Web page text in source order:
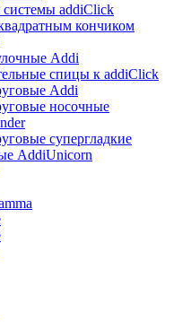
системы addiClick
кончиком
Addi
спицы к addiClick
Addi
носочные
супергладкие
AddiUnicorn